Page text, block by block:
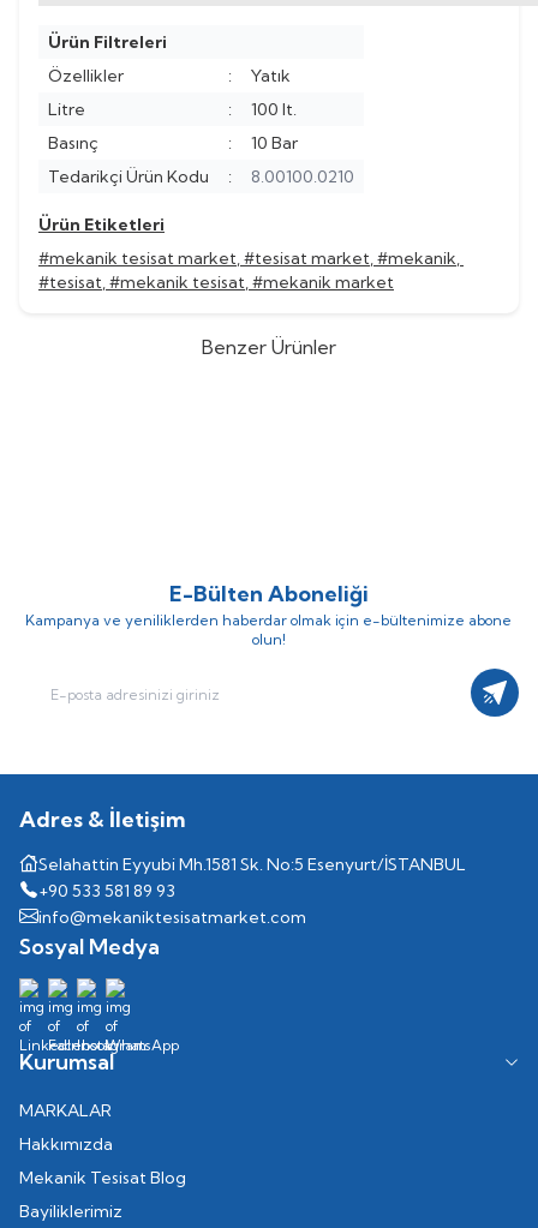
Ürün Filtreleri
Özellikler
:
Yatık
Litre
:
100 lt.
Basınç
:
10 Bar
Tedarikçi Ürün Kodu
: 8.00100.0210
Ürün Etiketleri
#mekanik tesisat market,#tesisat market,#mekanik,
#tesisat,#mekanik tesisat,#mekanik market
Benzer Ürünler
E-Bülten Aboneliği
Kampanya ve yeniliklerden haberdar olmak için e-bültenimize abone
olun!
Adres & İletişim
Selahattin Eyyubi Mh.1581 Sk. No:5 Esenyurt/İSTANBUL
+90 533 581 89 93
info@mekaniktesisatmarket.com
Sosyal Medya
Kurumsal
MARKALAR
Hakkımızda
Mekanik Tesisat Blog
Bayiliklerimiz